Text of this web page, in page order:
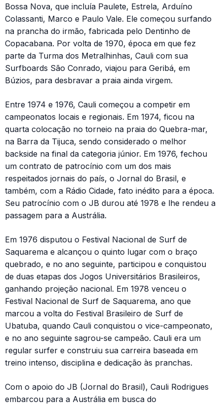
Bossa Nova, que incluía Paulete, Estrela, Arduíno
Colassanti, Marco e Paulo Vale. Ele começou surfando
na prancha do irmão, fabricada pelo Dentinho de
Copacabana. Por volta de 1970, época em que fez
parte da Turma dos Metralhinhas, Cauli com sua
Surfboards São Conrado, viajou para Geribá, em
Búzios, para desbravar a praia ainda virgem.
Entre 1974 e 1976, Cauli começou a competir em
campeonatos locais e regionais. Em 1974, ficou na
quarta colocação no torneio na praia do Quebra-mar,
na Barra da Tijuca, sendo considerado o melhor
backside na final da categoria júnior. Em 1976, fechou
um contrato de patrocínio com um dos mais
respeitados jornais do país, o Jornal do Brasil, e
também, com a Rádio Cidade, fato inédito para a época.
Seu patrocínio com o JB durou até 1978 e lhe rendeu a
passagem para a Austrália.
Em 1976 disputou o Festival Nacional de Surf de
Saquarema e alcançou o quinto lugar com o braço
quebrado, e no ano seguinte, participou e conquistou
de duas etapas dos Jogos Universitários Brasileiros,
ganhando projeção nacional. Em 1978 venceu o
Festival Nacional de Surf de Saquarema, ano que
marcou a volta do Festival Brasileiro de Surf de
Ubatuba, quando Cauli conquistou o vice-campeonato,
e no ano seguinte sagrou-se campeão. Cauli era um
regular surfer e construiu sua carreira baseada em
treino intenso, disciplina e dedicação às pranchas.
Com o apoio do JB (Jornal do Brasil), Cauli Rodrigues
embarcou para a Austrália em busca do